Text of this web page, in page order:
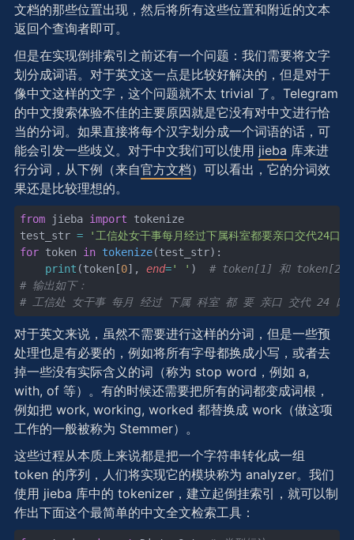
文档的那些位置出现，然后将所有这些位置和附近的文本
返回个查询者即可。
但是在实现倒排索引之前还有一个问题：我们需要将文字
划分成词语。对于英文这一点是比较好解决的，但是对于
像中文这样的文字，这个问题就不太 trivial 了。Telegram
的中文搜索体验不佳的主要原因就是它没有对中文进行恰
当的分词。如果直接将每个汉字划分成一个词语的话，可
能会引发一些歧义。对于中文我们可以使用 jieba 库来进
行分词，从下例（来自官方文档）可以看出，它的分词效
果还是比较理想的。
from jieba import tokenize
test_str = '工信处女干事每月经过下属科室都要亲口交代24口
for token in tokenize(test_str):
	print
(token[0], end=' ' ) # token[1] 和 token[2] 分
# 输出如下：
# 工信处 女干事 每月 经过 下属 科室 都 要 亲口 交代 24
对于英文来说，虽然不需要进行这样的分词，但是一些预
处理也是有必要的，例如将所有字母都换成小写，或者去
掉一些没有实际含义的词（称为 stop word，例如 a,
with, of 等）。有的时候还需要把所有的词都变成词根，
例如把 work, working, worked 都替换成 work（做这项
工作的一般被称为 Stemmer）。
这些过程从本质上来说都是把一个字符串转化成一组
token 的序列，人们将实现它的模块称为 analyzer。我们
使用 jieba 库中的 tokenizer，建立起倒挂索引，就可以制
作出下面这个最简单的中文全文检索工具：